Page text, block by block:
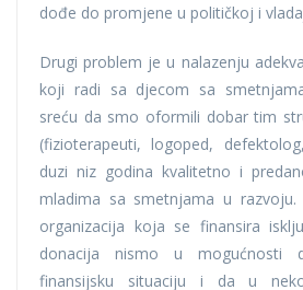
dođe do promjene u političkoj i
Drugi problem je u nalazenju
koji radi sa djecom sa
sreću da smo oformili dobar tim
(fizioterapeuti, logoped,
duzi niz godina kvalitetno i
mladima sa smetnjama u
organizacija koja se finansira
donacija nismo u mogućnosti
finansijsku situaciju i da u